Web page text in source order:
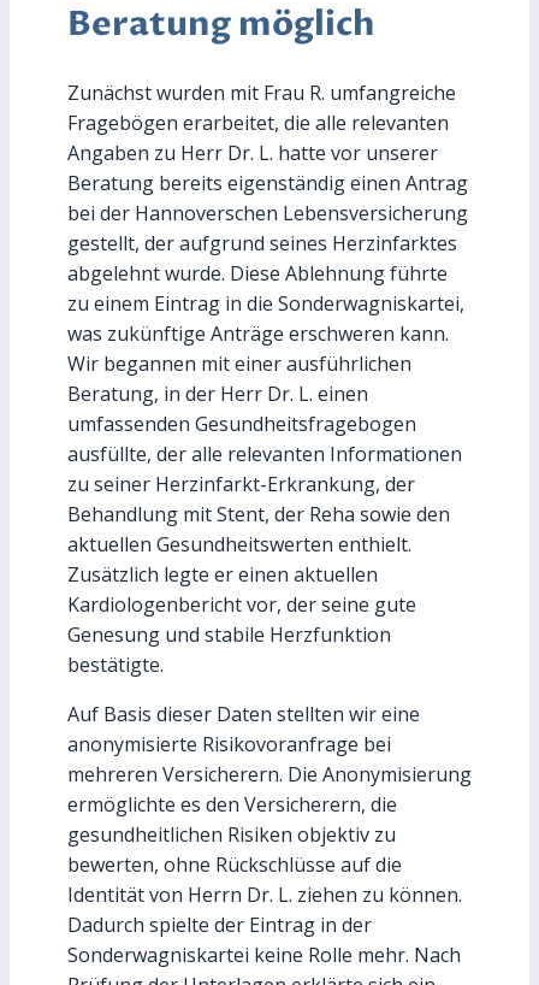
Beratung möglich
Zunächst wurden mit Frau R. umfangreiche
Fragebögen erarbeitet, die alle relevanten
Angaben zu Herr Dr. L. hatte vor unserer
Beratung bereits eigenständig einen Antrag
bei der Hannoverschen Lebensversicherung
gestellt, der aufgrund seines Herzinfarktes
abgelehnt wurde. Diese Ablehnung führte
zu einem Eintrag in die Sonderwagniskartei,
was zukünftige Anträge erschweren kann.
Wir begannen mit einer ausführlichen
Beratung, in der Herr Dr. L. einen
umfassenden Gesundheitsfragebogen
ausfüllte, der alle relevanten Informationen
zu seiner Herzinfarkt-Erkrankung, der
Behandlung mit Stent, der Reha sowie den
aktuellen Gesundheitswerten enthielt.
Zusätzlich legte er einen aktuellen
Kardiologenbericht vor, der seine gute
Genesung und stabile Herzfunktion
bestätigte.
Auf Basis dieser Daten stellten wir eine
anonymisierte Risikovoranfrage bei
mehreren Versicherern. Die Anonymisierung
ermöglichte es den Versicherern, die
gesundheitlichen Risiken objektiv zu
bewerten, ohne Rückschlüsse auf die
Identität von Herrn Dr. L. ziehen zu können.
Dadurch spielte der Eintrag in der
Sonderwagniskartei keine Rolle mehr. Nach